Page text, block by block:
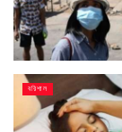
বরিশাল